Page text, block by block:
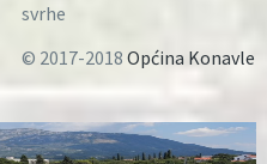
svrhe
© 2017-2018 Općina Konavle